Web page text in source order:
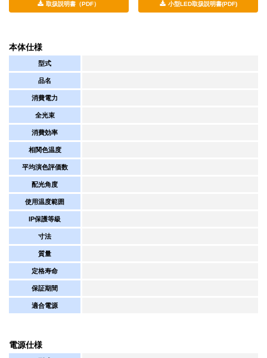
取扱説明書（PDF） 小型LED取扱説明書(PDF)
本体仕様
型式
品名
消費電力
全光束
消費効率
相関色温度
平均演色評価数
配光角度
使用温度範囲
IP保護等級
寸法
質量
定格寿命
保証期間
適合電源
電源仕様